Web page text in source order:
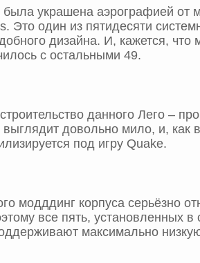
украшена аэрографией от
Это один из пятидесяти
дизайна. И, кажется, что
с остальными 49.
данного Лего –
выглядит довольно мило, и, как
под игру Quake.
модддинг корпуса серьёзно
все пять, установленных в
максимально